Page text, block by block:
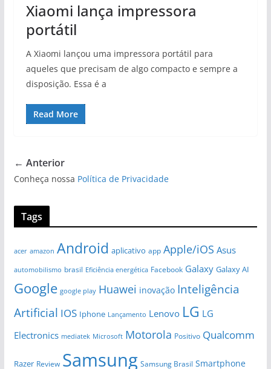
Xiaomi lança impressora
portátil
A Xiaomi lançou uma impressora portátil para
aqueles que precisam de algo compacto e sempre a
disposição. Essa é a
Read More
← Anterior
Conheça nossa Política de Privacidade
Tags
acer amazon Android aplicativo app Apple/iOS Asus
automobilismo brasil Eficiência energética Facebook Galaxy Galaxy AI
Google google play Huawei inovação Inteligência
Artificial IOS Iphone Lançamento Lenovo LG LG
Electronics mediatek Microsoft Motorola Positivo Qualcomm
Razer Review Samsung Samsung Brasil Smartphone